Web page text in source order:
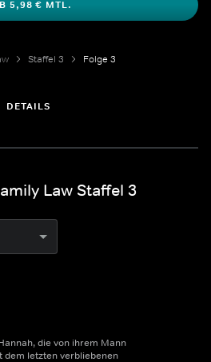
5,98 € MTL.
Staffel 3 Folge 3
DETAILS
Law Staffel 3
die von ihrem Mann
dem letzten verbliebenen